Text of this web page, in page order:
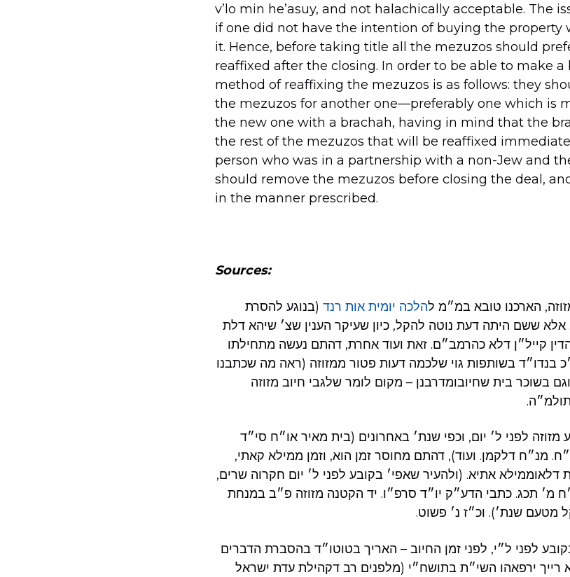
v’lo min he’asuy, and not halachically acceptable. The
if one did not have the intention of buying the property
it. Hence, before taking title all the mezuzos should
reaffixed after the closing. In order to be able to make a
method of reaffixing the mezuzos is as follows: they
the mezuzos for another one—preferably one which is
the new one with a brachah, having in mind that the
the rest of the mezuzos that will be reaffixed
person who was in a partnership with a non-Jew and
should remove the mezuzos before closing the deal,
in the manner prescribed.
Sources:
הארכנו טובא במ״מ להלכה יומית אות רנד (בנוגע להסרת
ששם היתה דעת נוטה להקל, כיון שעיקר הענין שצ׳ שיהא דלת
קייל״ן דלא כהרמב״ם. זאת ועוד אחרת, דהתם נעשה מתחילתו
בנדו״ד בשותפות גוי שלכמה דעות פטור ממזוזה (ראה מה שכתבנו
בשוכר בית שחיובומדרבנן – מקום לומר שלגבי חיוב מזוזה
לפני ל׳ יום, וכפי שנת׳ באחרונים (בית מאיר או״ח סי״ד
מנ״ח דלקמן. ועוד), דהתם מחוסר זמן הוא, וזמן ממילא קאתי,
אתיא. (ולהעיר שאפי׳ בקובע לפני ל׳ יום חקרוה שרים,
מ׳ תכג. כתבי הדע״ק יו״ד סרפ״ו. יד הקטנה מזוזה פ״ב במנחת
מטעם שנת׳). וכ״ז נ׳ פשוט.
לפני ל״י, לפני זמן החיוב – האריך בטוטו״ד בהסברת הדברים
רייך ירפאהו השי״ת בתושח״י (מלפנים רב דקהילת עדת ישראל